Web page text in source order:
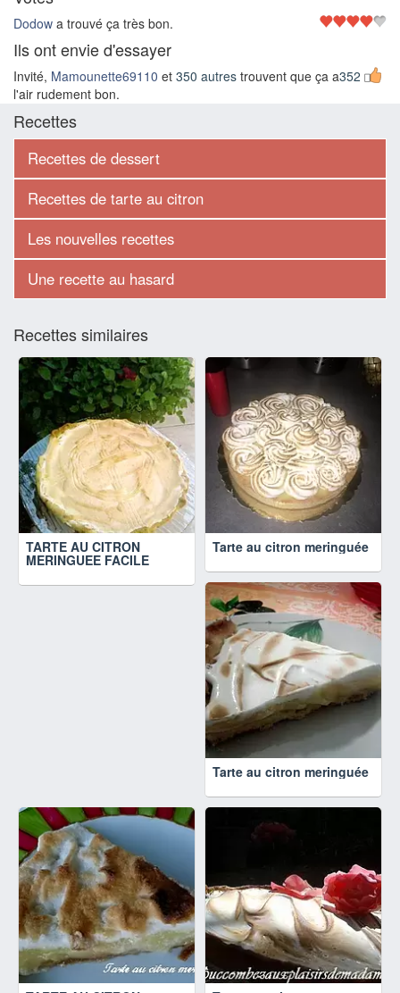
Dodow a trouvé ça très bon.
Ils ont envie d'essayer
352
Invité, Mamounette69110 et 350 autres trouvent que ça a
l'air rudement bon.
Recettes
Recettes de dessert
Recettes de tarte au citron
Les nouvelles recettes
Une recette au hasard
Recettes similaires
TARTE AU CITRON
MERINGUEE FACILE
Tarte au citron meringuée
Tarte au citron meringuée